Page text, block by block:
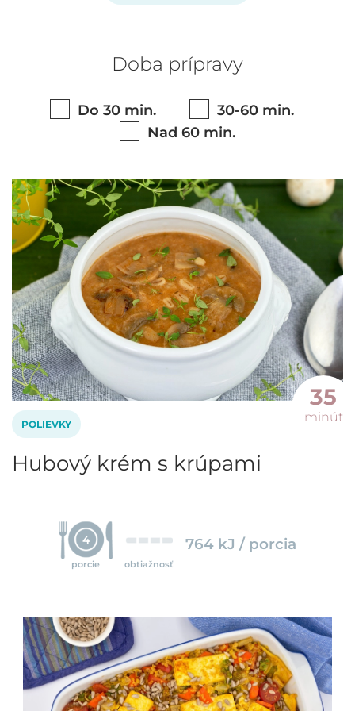
Doba prípravy
Do 30 min.
30-60 min.
Nad 60 min.
POLIEVKY
Hubový krém s krúpami
4
porcie obtiažnosť
764 kJ / porcia
35
minút